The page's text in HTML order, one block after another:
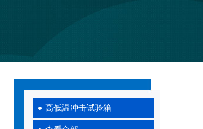
高低温冲击试验箱